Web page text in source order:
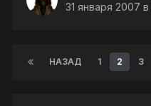
31 января 2007 в
НАЗАД 1 2 3